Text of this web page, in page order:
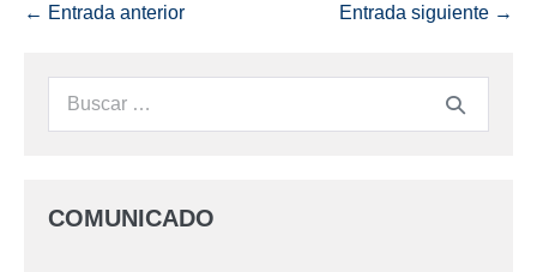
← Entrada anterior Entrada siguiente →
COMUNICADO